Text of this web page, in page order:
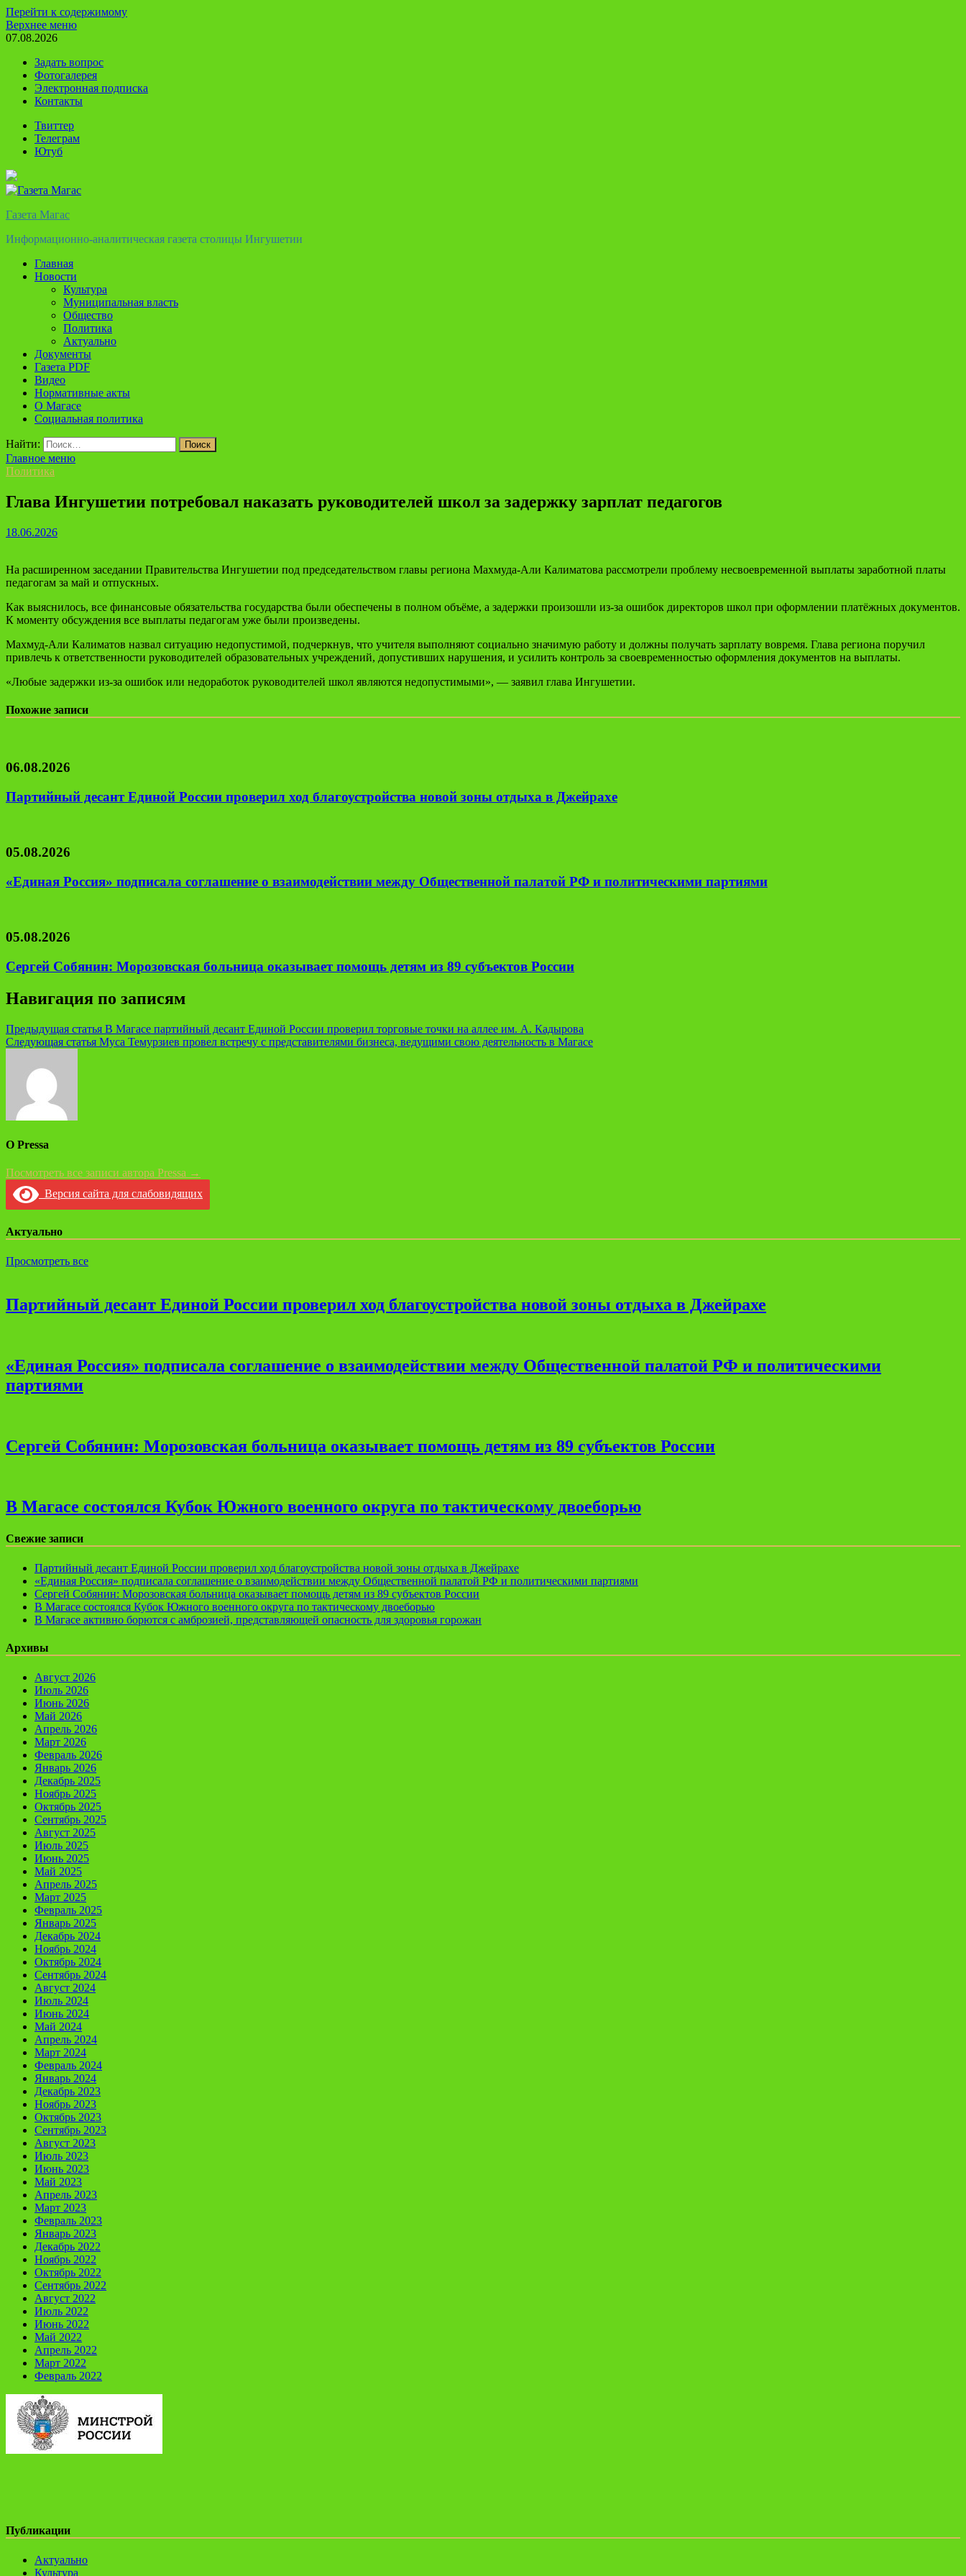
Перейти к содержимому
Верхнее меню
07.08.2026
Задать вопрос
Фотогалерея
Электронная подписка
Контакты
Твиттер
Телеграм
Ютуб
Газета Магас
Информационно-аналитическая газета столицы Ингушетии
Главная
Новости
Культура
Муниципальная власть
Общество
Политика
Актуально
Документы
Газета PDF
Видео
Нормативные акты
О Магасе
Социальная политика
Найти:
Главное меню
Политика
Глава Ингушетии потребовал наказать руководителей школ за задержку зарплат педагогов
18.06.2026
На расширенном заседании Правительства Ингушетии под председательством главы региона Махмуда-Али Калиматова рассмотрели проблему несвоевременной выплаты заработной платы
педагогам за май и отпускных.
Как выяснилось, все финансовые обязательства государства были обеспечены в полном объёме, а задержки произошли из-за ошибок директоров школ при оформлении платёжных документов.
К моменту обсуждения все выплаты педагогам уже были произведены.
Махмуд-Али Калиматов назвал ситуацию недопустимой, подчеркнув, что учителя выполняют социально значимую работу и должны получать зарплату вовремя. Глава региона поручил
привлечь к ответственности руководителей образовательных учреждений, допустивших нарушения, и усилить контроль за своевременностью оформления документов на выплаты.
«Любые задержки из-за ошибок или недоработок руководителей школ являются недопустимыми», — заявил глава Ингушетии.
Похожие записи
06.08.2026
Партийный десант Единой России проверил ход благоустройства новой зоны отдыха в Джейрахе
05.08.2026
«Единая Россия» подписала соглашение о взаимодействии между Общественной палатой РФ и политическими партиями
05.08.2026
Сергей Собянин: Морозовская больница оказывает помощь детям из 89 субъектов России
Навигация по записям
Предыдущая статья В Магасе партийный десант Единой России проверил торговые точки на аллее им. А. Кадырова
Следующая статья Муса Темурзиев провел встречу с представителями бизнеса, ведущими свою деятельность в Магасе
О Pressa
Посмотреть все записи автора Pressa →
Версия сайта для слабовидящих
Актуально
Просмотреть все
Партийный десант Единой России проверил ход благоустройства новой зоны отдыха в Джейрахе
«Единая Россия» подписала соглашение о взаимодействии между Общественной палатой РФ и политическими
партиями
Сергей Собянин: Морозовская больница оказывает помощь детям из 89 субъектов России
В Магасе состоялся Кубок Южного военного округа по тактическому двоеборью
Свежие записи
Партийный десант Единой России проверил ход благоустройства новой зоны отдыха в Джейрахе
«Единая Россия» подписала соглашение о взаимодействии между Общественной палатой РФ и политическими партиями
Сергей Собянин: Морозовская больница оказывает помощь детям из 89 субъектов России
В Магасе состоялся Кубок Южного военного округа по тактическому двоеборью
В Магасе активно борются с амброзией, представляющей опасность для здоровья горожан
Архивы
Август 2026
Июль 2026
Июнь 2026
Май 2026
Апрель 2026
Март 2026
Февраль 2026
Январь 2026
Декабрь 2025
Ноябрь 2025
Октябрь 2025
Сентябрь 2025
Август 2025
Июль 2025
Июнь 2025
Май 2025
Апрель 2025
Март 2025
Февраль 2025
Январь 2025
Декабрь 2024
Ноябрь 2024
Октябрь 2024
Сентябрь 2024
Август 2024
Июль 2024
Июнь 2024
Май 2024
Апрель 2024
Март 2024
Февраль 2024
Январь 2024
Декабрь 2023
Ноябрь 2023
Октябрь 2023
Сентябрь 2023
Август 2023
Июль 2023
Июнь 2023
Май 2023
Апрель 2023
Март 2023
Февраль 2023
Январь 2023
Декабрь 2022
Ноябрь 2022
Октябрь 2022
Сентябрь 2022
Август 2022
Июль 2022
Июнь 2022
Май 2022
Апрель 2022
Март 2022
Февраль 2022
Публикации
Актуально
Культура